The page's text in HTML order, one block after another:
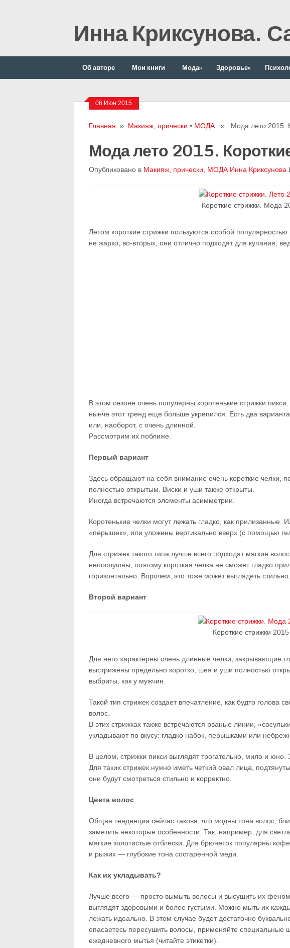
Инна Криксунова.
Об авторе Мои книги Мода» Здоровье»
06 Июн 2015
Главная » Макияж, прически • МОДА» Мода лето 2015.
Мода лето 2015.
Опубликовано в Макияж, прически МОДА Инна Криксунова
Короткие стрижки. Мода
Летом короткие стрижки пользуются особой
не жарко, во-вторых, они отлично подходят для купания,
В этом сезоне очень популярны коротенькие стрижки
нынче этот тренд еще больше укрепился. Есть два
или, наоборот, с очень длинной.
Рассмотрим их поближе.
Первый вариант
Здесь обращают на себя внимание очень короткие челки,
полностью открытым. Виски и уши также открыты.
Иногда встречаются элементы асимметрии.
Коротенькие челки могут лежать гладко, как прилизанные.
«перышек», или уложены вертикально вверх (с помощью
Для стрижек такого типа лучше всего подходят мягкие
непослушны, поэтому короткая челка не сможет гладко
горизонтально. Впрочем, это тоже может выглядеть стильно.
Второй вариант
Короткие стрижки 2015
Для него характерны очень длинные челки, закрывающие
выстрижены предельно коротко, шея и уши полностью
выбриты, как у мужчин.
Такой тип стрижек создает впечатление, как будто голова
волос.
В этих стрижках также встречаются рваные линии,
укладывают по вкусу: гладко набок, перышками или
В целом, стрижки пикси выглядят трогательно, мило и
Для таких стрижек нужно иметь четкий овал лица,
они будут смотреться стильно и корректно.
Цвета волос
Общая тенденция сейчас такова, что модны тона волос,
заметить некоторые особенности. Так, например, для
мягкие золотистые отблески. Для брюнеток популярны
и рыжих — глубокие тона состаренной меди.
Как их укладывать?
Лучше всего — просто вымыть волосы и высушить их
выглядят здоровыми и более густыми. Можно мыть их
лежать идеально. В этом случае будет достаточно
опасаетесь пересушить волосы, применяйте специальные
ежедневного мытья (читайте этикетки).